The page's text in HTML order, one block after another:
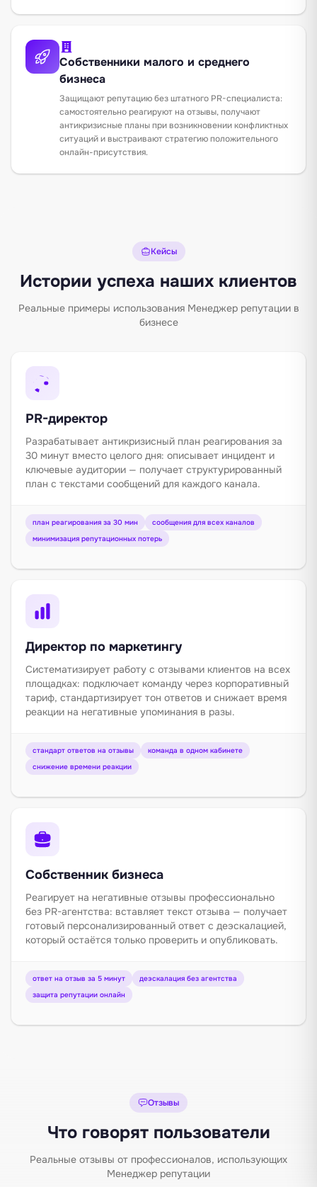
Собственники малого и среднего
бизнеса
Защищают репутацию без штатного PR-специалиста:
самостоятельно реагируют на отзывы, получают
антикризисные планы при возникновении конфликтных
ситуаций и выстраивают стратегию положительного
онлайн-присутствия.
Кейсы
Истории успеха наших клиентов
Реальные примеры использования Менеджер репутации в
бизнесе
PR-директор
Разрабатывает антикризисный план реагирования за
30 минут вместо целого дня: описывает инцидент и
ключевые аудитории — получает структурированный
план с текстами сообщений для каждого канала.
план реагирования за 30 мин
сообщения для всех каналов
минимизация репутационных потерь
Директор по маркетингу
Систематизирует работу с отзывами клиентов на всех
площадках: подключает команду через корпоративный
тариф, стандартизирует тон ответов и снижает время
реакции на негативные упоминания в разы.
стандарт ответов на отзывы
команда в одном кабинете
снижение времени реакции
Собственник бизнеса
Реагирует на негативные отзывы профессионально
без PR-агентства: вставляет текст отзыва — получает
готовый персонализированный ответ с деэскалацией,
который остаётся только проверить и опубликовать.
ответ на отзыв за 5 минут
деэскалация без агентства
защита репутации онлайн
Отзывы
Что говорят пользователи
Реальные отзывы от профессионалов, использующих
Менеджер репутации